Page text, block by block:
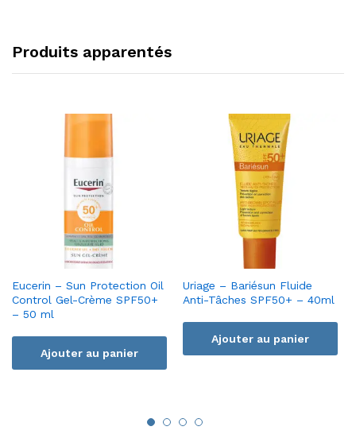
Produits apparentés
Eucerin – Sun Protection Oil
Control Gel-Crème SPF50+
– 50 ml
Ajouter au panier
Uriage – Bariésun Fluide
Anti-Tâches SPF50+ – 40ml
Ajouter au panier